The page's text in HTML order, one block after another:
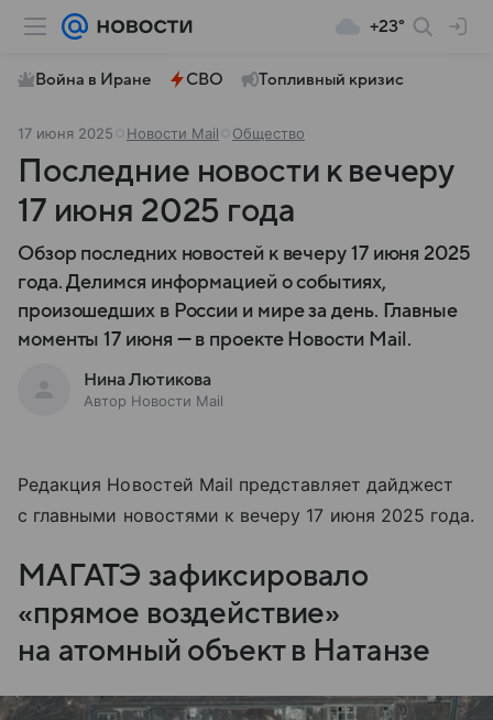
+23°
Война в Иране СВО Топливный кризис
17 июня 2025 Новости Mail Общество
Последние новости к вечеру
17 июня 2025 года
Обзор последних новостей к вечеру 17 июня 2025
года. Делимся информацией о событиях,
произошедших в России и мире за день. Главные
моменты 17 июня — в проекте Новости Mail.
Нина Лютикова
Автор Новости Mail
Редакция Новостей Mail представляет дайджест
с главными новостями к вечеру 17 июня 2025 года.
МАГАТЭ зафиксировало
«прямое воздействие»
на атомный объект в Натанзе